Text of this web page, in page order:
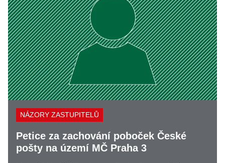
NÁZORY ZASTUPITELŮ
Petice za zachování poboček České
pošty na území MČ Praha 3